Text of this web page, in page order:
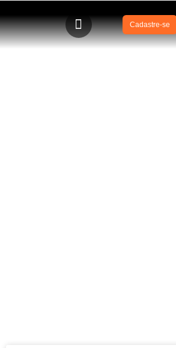
Cadastre-se